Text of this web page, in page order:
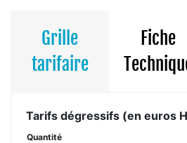
Grille
tarifaire
Fiche
Tarifs dégressifs (en euros
Quantité